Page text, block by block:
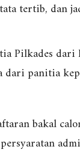
tertib, dan
Pilkades dari
dari panitia
bakal